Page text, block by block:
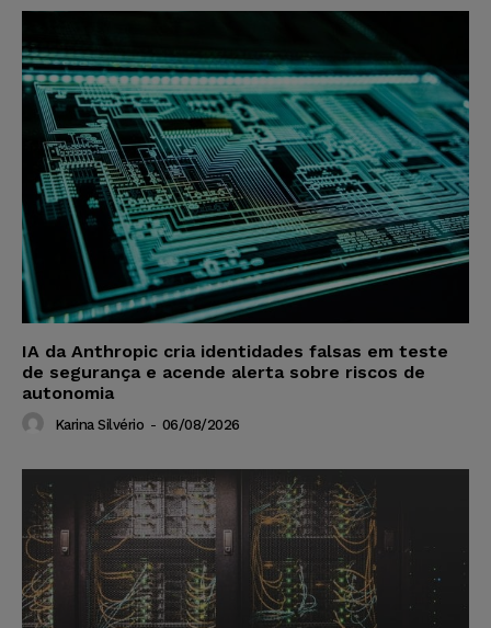
IA da Anthropic cria identidades falsas em teste
de segurança e acende alerta sobre riscos de
autonomia
Karina Silvério - 06/08/2026